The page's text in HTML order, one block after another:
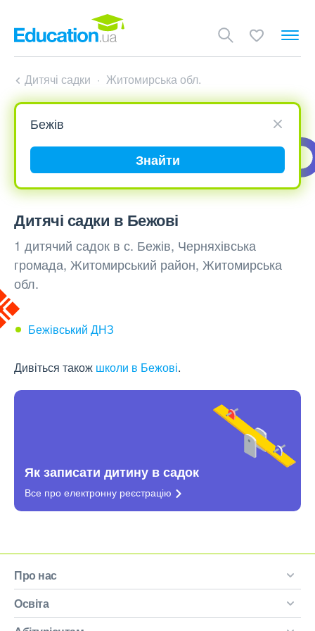
Дитячі садки Житомирська обл.
Знайти
Дитячі садки в Бежові
1 дитячий садок в с. Бежів, Черняхівська
громада, Житомирський район, Житомирська
обл.
Бежівський ДНЗ
Дивіться також школи в Бежові.
Як записати дитину в садок
Все про електронну реєстрацію
Про нас
Освіта